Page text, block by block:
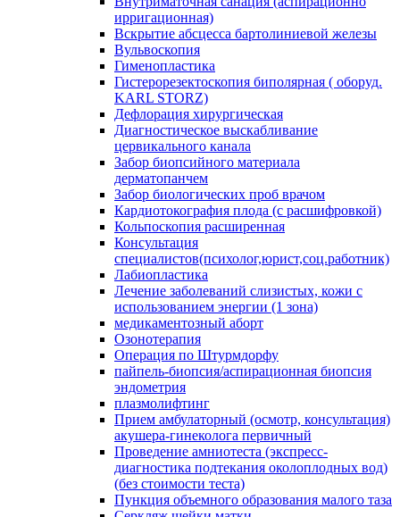
ирригационная)
Вскрытие абсцесса бартолиниевой железы
Вульвоскопия
Гименопластика
Гистерорезектоскопия биполярная ( оборуд.
KARL STORZ)
Дефлорация хирургическая
Диагностическое выскабливание
цервикального канала
Забор биопсийного материала
дерматопанчем
Забор биологических проб врачом
Кардиотокография плода (с расшифровкой)
Кольпоскопия расширенная
Консультация
специалистов(психолог,юрист,соц.работник)
Лабиопластика
Лечение заболеваний слизистых, кожи с
использованием энергии (1 зона)
медикаментозный аборт
Озонотерапия
Операция по Штурмдорфу
пайпель-биопсия/аспирационная биопсия
эндометрия
плазмолифтинг
Прием амбулаторный (осмотр, консультация)
акушера-гинеколога первичный
Проведение амниотеста (экспресс-
диагностика подтекания околоплодных вод)
(без стоимости теста)
Пункция объемного образования малого таза